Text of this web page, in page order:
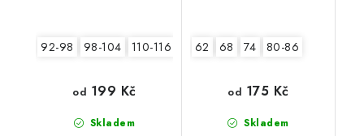
92-98 98-104 110-116
Skladem
od 199 Kč
62 68 74 80-86
Skladem
od 175 Kč